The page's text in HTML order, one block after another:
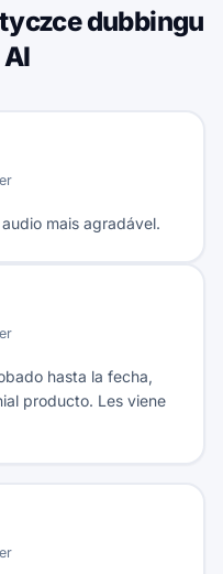
dubbingu
mais agradável.
hasta la fecha,
producto. Les viene